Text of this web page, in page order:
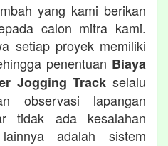
yang kami berikan
calon mitra kami.
setiap proyek memiliki
penentuan Biaya
Jogging Track selalu
observasi lapangan
tidak ada kesalahan
adalah sistem